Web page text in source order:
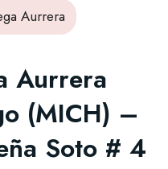
Aurrera
Aurrera
(MICH) –
Soto # 4